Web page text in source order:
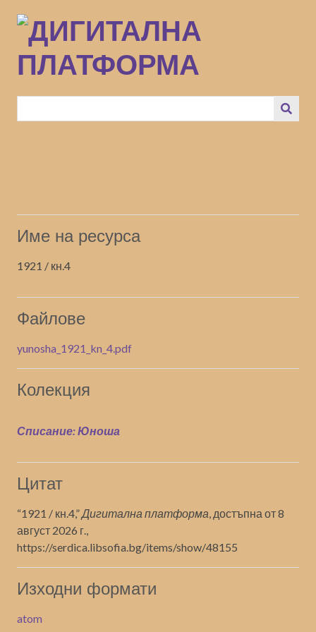
към
основното
съдържание
Име на ресурса
1921 / кн.4
Файлове
yunosha_1921_kn_4.pdf
Колекция
Списание: Юноша
Цитат
“1921 / кн.4,”Дигитална платформа, достъпна от 8
август 2026 г.,
https://serdica.libsofia.bg/items/show/48155
Изходни формати
atom